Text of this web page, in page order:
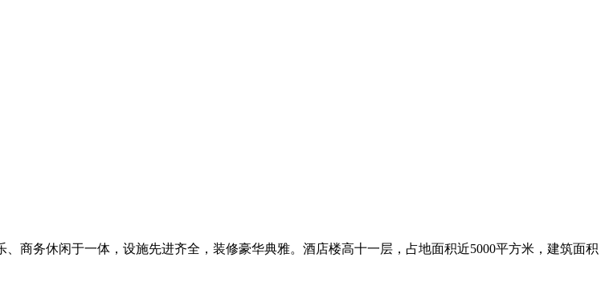
商务休闲于一体，设施先进齐全，装修豪华典雅。酒店楼高十一层，占地面积近5000平方米，建筑面积